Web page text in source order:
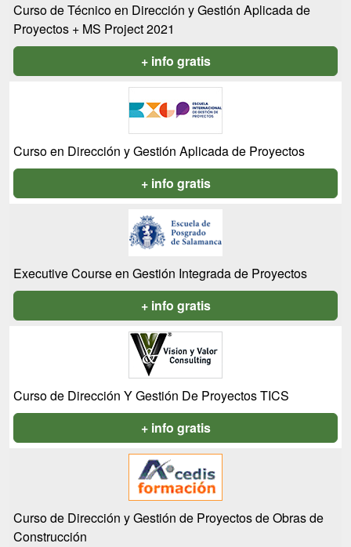
Curso de Técnico en Dirección y Gestión Aplicada de
Proyectos + MS Project 2021
+ info gratis
Curso en Dirección y Gestión Aplicada de Proyectos
+ info gratis
Executive Course en Gestión Integrada de Proyectos
+ info gratis
Curso de Dirección Y Gestión De Proyectos TICS
+ info gratis
Curso de Dirección y Gestión de Proyectos de Obras de
Construcción